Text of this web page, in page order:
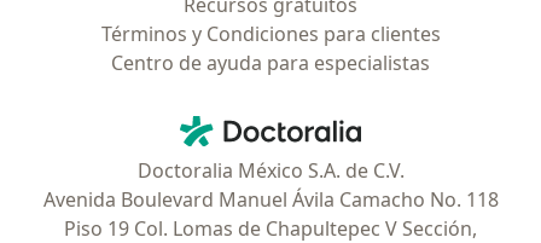
Términos y Condiciones para clientes
Centro de ayuda para especialistas
Doctoralia - Página de inicio
Doctoralia México S.A. de C.V.
Avenida Boulevard Manuel Ávila Camacho No. 118
Piso 19 Col. Lomas de Chapultepec V Sección,